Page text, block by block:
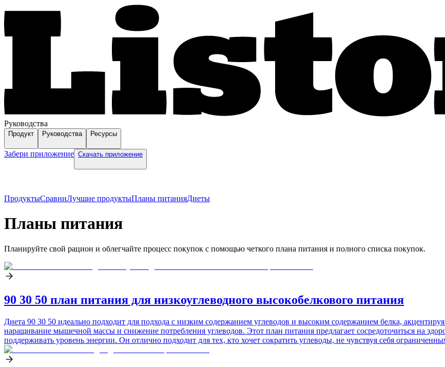
Руководства
Продукт Руководства Ресурсы
Забери приложение Скачать приложение
ПродуктыСравниЛучшие продуктыПланы питанияДиеты
Планы питания
Планируйте свой рацион и облегчайте процесс покупок с помощью четкого плана питания и полного списка покупок.
90 30 50 план питания для низкоуглеводного высокобелкового питания
Диета 90 30 50 идеально подходит для подхода с низким содержанием углеводов и высоким содержанием белка,
наращивание мышечной массы и снижение потребления углеводов. Этот план питания предлагает сосредоточиться на
поддерживать уровень энергии. Он отлично подходит для тех, кто хочет сократить углеводы, не чувствуя себя